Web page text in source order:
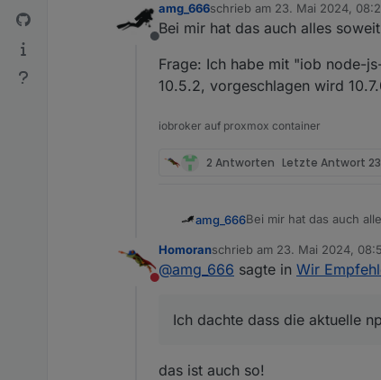
Offline
amg_666schrieb am 23. Mai 2024,
zuletzt editiert von
Bei mir hat das auch alles
Frage: Ich habe mit "iob node-
10.5.2, vorgeschlagen wird
iobroker auf proxmox container
2 Antworten Letzte Antwort
amg_666Bei mir hat das auch
Frage: Ich habe mit
vorgeschlagen wird
Nicht stören
Homoranschrieb am 23. Mai 2024,
zuletzt editiert von
@amg_666 sagte in Wir
Ich dachte dass die aktuelle
das ist auch so!